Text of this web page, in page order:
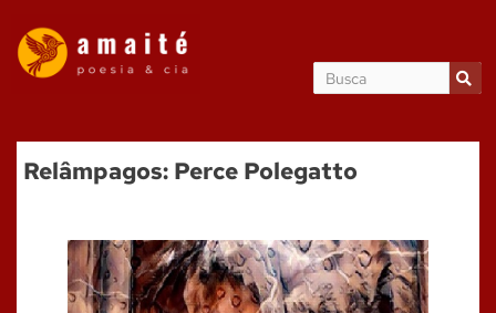
Relâmpagos: Perce Polegatto